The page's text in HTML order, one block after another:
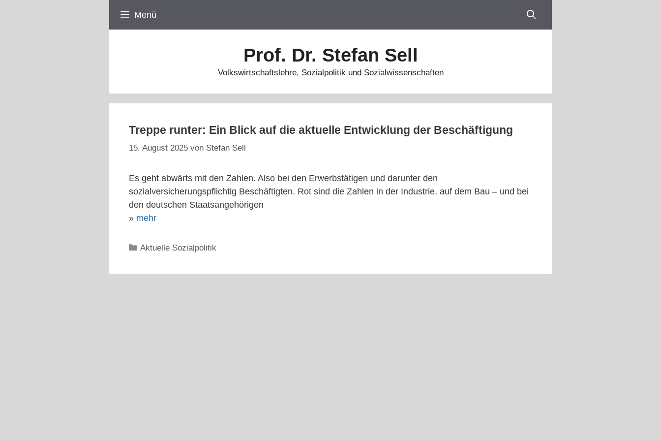
Menü
Prof. Dr. Stefan Sell
Volkswirtschaftslehre, Sozialpolitik und Sozialwissenschaften
Treppe runter: Ein Blick auf die aktuelle Entwicklung der Beschäftigung
15. August 2025 von Stefan Sell
Es geht abwärts mit den Zahlen. Also bei den Erwerbstätigen und darunter den
sozialversicherungspflichtig Beschäftigten. Rot sind die Zahlen in der Industrie, auf dem Bau – und bei
den deutschen Staatsangehörigen
» mehr
Kategorien
Aktuelle Sozialpolitik